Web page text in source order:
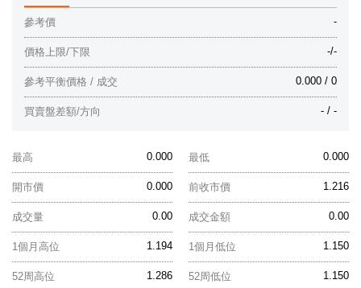
-
參考價
-/-
價格上限/下限
0.000 / 0
參考平衡價格 / 成交
- / -
買賣盤差額/方向
0.000
最高 0.000
最低
0.000
開市價 1.216
前收市價
0.00
成交量 0.00
成交金額
1.194
1個月高位 1.150
1個月低位
1.286
52周高位 1.150
52周低位